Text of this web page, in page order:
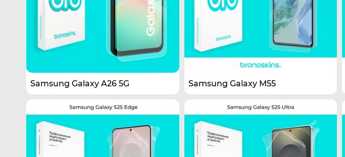
Samsung Galaxy A26 5G Samsung Galaxy M55